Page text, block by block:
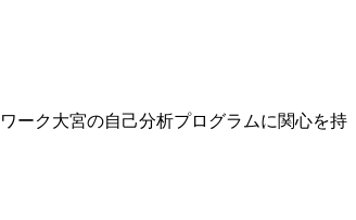
ーク大宮の自己分析プログラムに関心を持